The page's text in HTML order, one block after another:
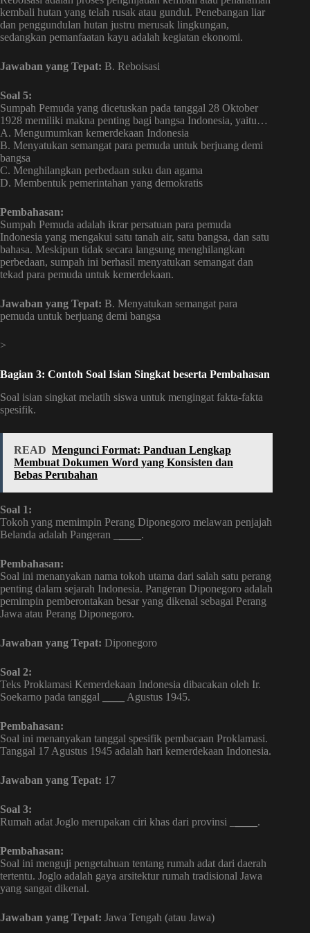
kembali hutan yang telah rusak atau gundul. Penebangan liar
dan penggundulan hutan justru merusak lingkungan,
sedangkan pemanfaatan kayu adalah kegiatan ekonomi.
Jawaban yang Tepat: B. Reboisasi
Soal 5:
Sumpah Pemuda yang dicetuskan pada tanggal 28 Oktober
1928 memiliki makna penting bagi bangsa Indonesia, yaitu…
A. Mengumumkan kemerdekaan Indonesia
B. Menyatukan semangat para pemuda untuk berjuang demi
bangsa
C. Menghilangkan perbedaan suku dan agama
D. Membentuk pemerintahan yang demokratis
Pembahasan:
Sumpah Pemuda adalah ikrar persatuan para pemuda
Indonesia yang mengakui satu tanah air, satu bangsa, dan satu
bahasa. Meskipun tidak secara langsung menghilangkan
perbedaan, sumpah ini berhasil menyatukan semangat dan
tekad para pemuda untuk kemerdekaan.
Jawaban yang Tepat: B. Menyatukan semangat para
pemuda untuk berjuang demi bangsa
>
Bagian 3: Contoh Soal Isian Singkat beserta Pembahasan
Soal isian singkat melatih siswa untuk mengingat fakta-fakta
spesifik.
READ Mengunci Format: Panduan Lengkap
Membuat Dokumen Word yang Konsisten dan
Bebas Perubahan
Soal 1:
Tokoh yang memimpin Perang Diponegoro melawan penjajah
Belanda adalah Pangeran _
.
Pembahasan:
Soal ini menanyakan nama tokoh utama dari salah satu perang
penting dalam sejarah Indonesia. Pangeran Diponegoro adalah
pemimpin pemberontakan besar yang dikenal sebagai Perang
Jawa atau Perang Diponegoro.
Jawaban yang Tepat: Diponegoro
Soal 2:
Teks Proklamasi Kemerdekaan Indonesia dibacakan oleh Ir.
Soekarno pada tanggal
Agustus 1945.
Pembahasan:
Soal ini menanyakan tanggal spesifik pembacaan Proklamasi.
Tanggal 17 Agustus 1945 adalah hari kemerdekaan Indonesia.
Jawaban yang Tepat: 17
Soal 3:
Rumah adat Joglo merupakan ciri khas dari provinsi _
.
Pembahasan:
Soal ini menguji pengetahuan tentang rumah adat dari daerah
tertentu. Joglo adalah gaya arsitektur rumah tradisional Jawa
yang sangat dikenal.
Jawaban yang Tepat: Jawa Tengah (atau Jawa)